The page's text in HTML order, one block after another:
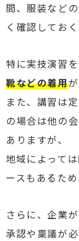
間、服装など
く確認してお
特に実技演習
靴などの着用
また、講習は
の場合は他の
ありますが、
地域によって
ースもあるた
さらに、企業
承認や稟議が